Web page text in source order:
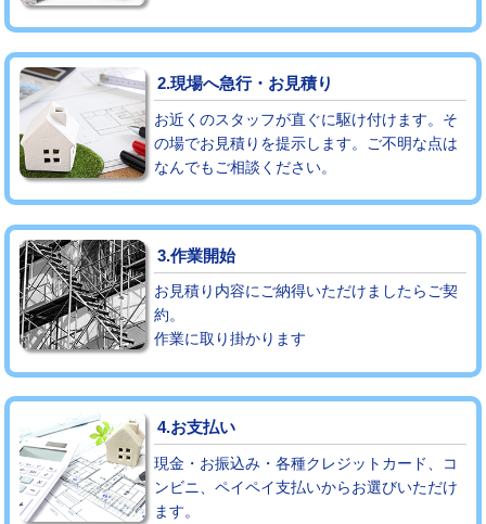
モルタル補修（厚さ10㎝超え） 38,500円
追加人工 16,500円
廃棄・処分 現場見積
※給水管工事は20mmまでの価格です。
2.現場へ急行・お見積り
お近くのスタッフが直ぐに駆け付けます。そ
の場でお見積りを提示します。ご不明な点は
なんでもご相談ください。
3.作業開始
お見積り内容にご納得いただけましたらご契
約。
作業に取り掛かります
4.お支払い
現金・お振込み・各種クレジットカード、コ
ンビニ、ペイペイ支払いからお選びいただけ
ます。